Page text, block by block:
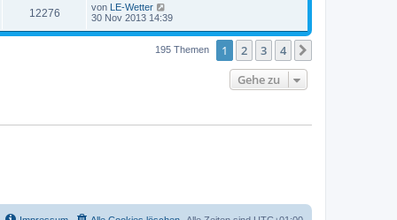
12276 von LE-Wetter
30 Nov 2013 14:39
195 Themen 1 2 3 4
Gehe zu